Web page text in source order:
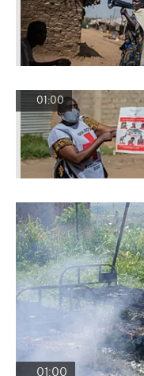
01:00
01:00